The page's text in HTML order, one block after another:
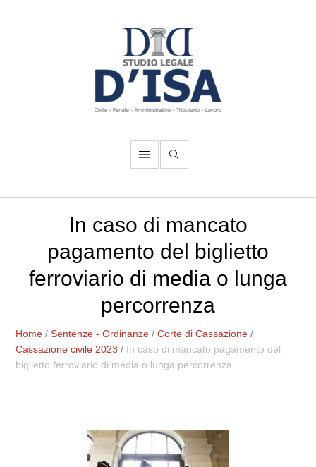
In caso di mancato
pagamento del biglietto
ferroviario di media o lunga
percorrenza
Home /Sentenze - Ordinanze /Corte di Cassazione /
Cassazione civile 2023 / In caso di mancato pagamento del
biglietto ferroviario di media o lunga percorrenza